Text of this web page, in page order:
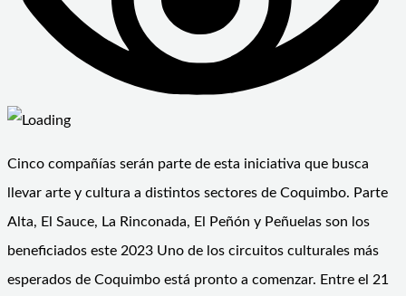
Cinco compañías serán parte de esta iniciativa que busca
llevar arte y cultura a distintos sectores de Coquimbo. Parte
Alta, El Sauce, La Rinconada, El Peñón y Peñuelas son los
beneficiados este 2023 Uno de los circuitos culturales más
esperados de Coquimbo está pronto a comenzar. Entre el 21